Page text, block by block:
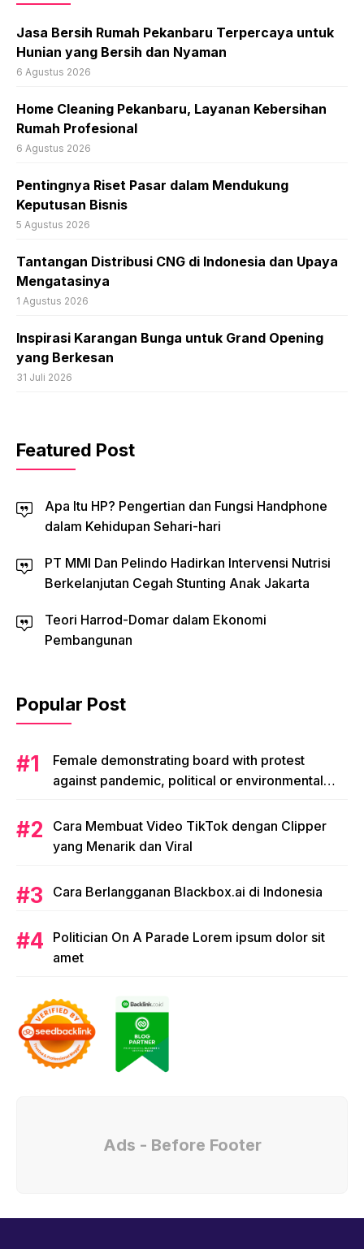
Jasa Bersih Rumah Pekanbaru Terpercaya untuk
Hunian yang Bersih dan Nyaman
6 Agustus 2026
Home Cleaning Pekanbaru, Layanan Kebersihan
Rumah Profesional
6 Agustus 2026
Pentingnya Riset Pasar dalam Mendukung
Keputusan Bisnis
5 Agustus 2026
Tantangan Distribusi CNG di Indonesia dan Upaya
Mengatasinya
1 Agustus 2026
Inspirasi Karangan Bunga untuk Grand Opening
yang Berkesan
31 Juli 2026
Featured Post
Apa Itu HP? Pengertian dan Fungsi Handphone
dalam Kehidupan Sehari-hari
PT MMI Dan Pelindo Hadirkan Intervensi Nutrisi
Berkelanjutan Cegah Stunting Anak Jakarta
Teori Harrod-Domar dalam Ekonomi
Pembangunan
Popular Post
Female demonstrating board with protest
against pandemic, political or environmental
Cara Membuat Video TikTok dengan Clipper
yang Menarik dan Viral
Cara Berlangganan Blackbox.ai di Indonesia
Politician On A Parade Lorem ipsum dolor sit
amet
Ads - Before Footer